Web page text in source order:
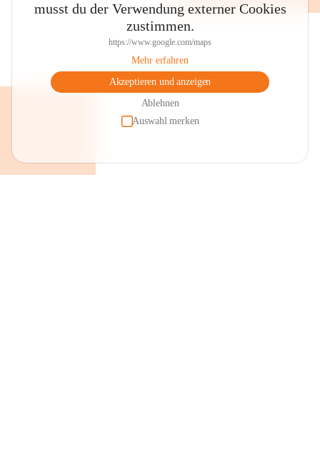
musst du der Verwendung externer Cookies
zustimmen.
https://www.google.com/maps
Mehr erfahren
Akzeptieren und anzeigen
Ablehnen
Auswahl merken